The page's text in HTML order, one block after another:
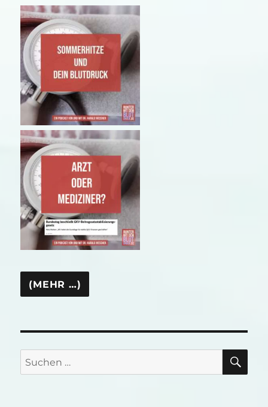
Suchen
nach: